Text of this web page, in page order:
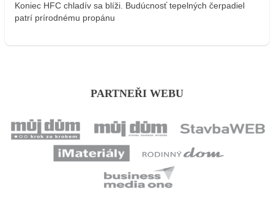
Koniec HFC chladív sa blíži. Budúcnosť tepelných čerpadiel
patrí prírodnému propánu
PARTNEŘI WEBU